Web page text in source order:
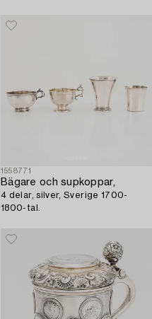
1558771
Bägare och supkoppar,
4 delar, silver, Sverige 1700-
1800-tal.